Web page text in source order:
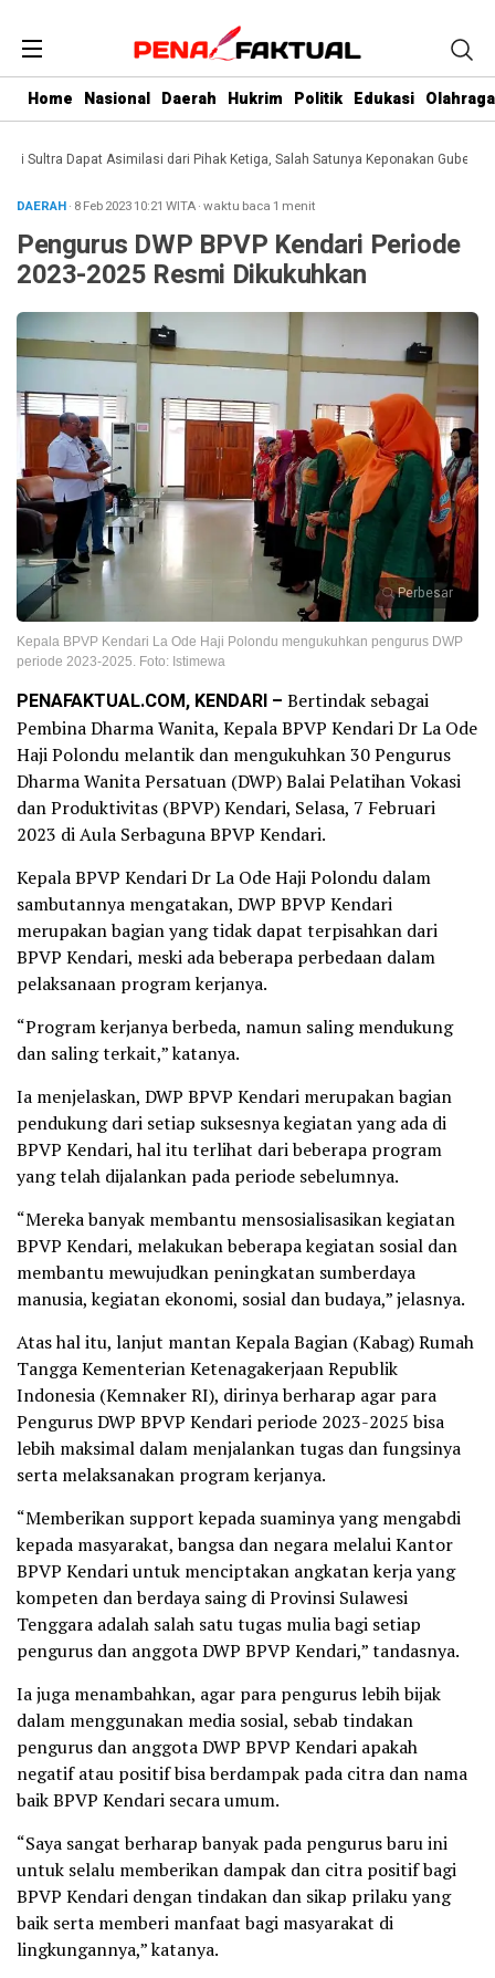
Home Nasional Daerah Hukrim Politik Edukasi Olahraga
Dapat Asimilasi dari Pihak Ketiga, Salah Satunya Keponakan Gubernur
DAERAH· 8 Feb 202310:21 WITA·waktu baca 1 menit
Pengurus DWP BPVP Kendari Periode
2023-2025 Resmi Dikukuhkan
Perbesar
Kepala BPVP Kendari La Ode Haji Polondu mengukuhkan pengurus DWP
periode 2023-2025. Foto: Istimewa
PENAFAKTUAL.COM, KENDARI – Bertindak sebagai
Pembina Dharma Wanita, Kepala BPVP Kendari Dr La Ode
Haji Polondu melantik dan mengukuhkan 30 Pengurus
Dharma Wanita Persatuan (DWP) Balai Pelatihan Vokasi
dan Produktivitas (BPVP) Kendari, Selasa, 7 Februari
2023 di Aula Serbaguna BPVP Kendari.
Kepala BPVP Kendari Dr La Ode Haji Polondu dalam
sambutannya mengatakan, DWP BPVP Kendari
merupakan bagian yang tidak dapat terpisahkan dari
BPVP Kendari, meski ada beberapa perbedaan dalam
pelaksanaan program kerjanya.
“Program kerjanya berbeda, namun saling mendukung
dan saling terkait,” katanya.
Ia menjelaskan, DWP BPVP Kendari merupakan bagian
pendukung dari setiap suksesnya kegiatan yang ada di
BPVP Kendari, hal itu terlihat dari beberapa program
yang telah dijalankan pada periode sebelumnya.
“Mereka banyak membantu mensosialisasikan kegiatan
BPVP Kendari, melakukan beberapa kegiatan sosial dan
membantu mewujudkan peningkatan sumberdaya
manusia, kegiatan ekonomi, sosial dan budaya,” jelasnya.
Atas hal itu, lanjut mantan Kepala Bagian (Kabag) Rumah
Tangga Kementerian Ketenagakerjaan Republik
Indonesia (Kemnaker RI), dirinya berharap agar para
Pengurus DWP BPVP Kendari periode 2023-2025 bisa
lebih maksimal dalam menjalankan tugas dan fungsinya
serta melaksanakan program kerjanya.
“Memberikan support kepada suaminya yang mengabdi
kepada masyarakat, bangsa dan negara melalui Kantor
BPVP Kendari untuk menciptakan angkatan kerja yang
kompeten dan berdaya saing di Provinsi Sulawesi
Tenggara adalah salah satu tugas mulia bagi setiap
pengurus dan anggota DWP BPVP Kendari,” tandasnya.
Ia juga menambahkan, agar para pengurus lebih bijak
dalam menggunakan media sosial, sebab tindakan
pengurus dan anggota DWP BPVP Kendari apakah
negatif atau positif bisa berdampak pada citra dan nama
baik BPVP Kendari secara umum.
“Saya sangat berharap banyak pada pengurus baru ini
untuk selalu memberikan dampak dan citra positif bagi
BPVP Kendari dengan tindakan dan sikap prilaku yang
baik serta memberi manfaat bagi masyarakat di
lingkungannya,” katanya.